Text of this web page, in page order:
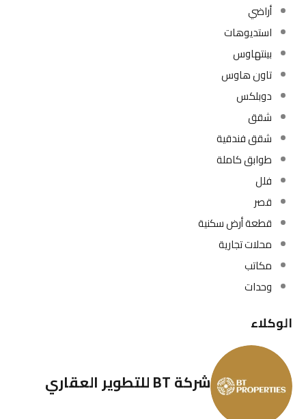
أراضي
استديوهات
بينتهاوس
تاون هاوس
دوبلكس
شقق
شقق فندقية
طوابق كاملة
فلل
قصر
قطعة أرض سكنية
محلات تجارية
مكاتب
وحدات
الوكلاء
شركة BT للتطوير العقاري